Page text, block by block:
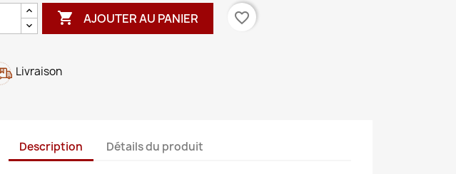
 AJOUTER AU PANIER favorite_border
Livraison
Description Détails du produit